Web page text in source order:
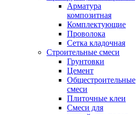
Арматура
композитная
Комплектующие
Проволока
Сетка кладочная
Строительные смеси
Грунтовки
Цемент
Общестроительные
смеси
Плиточные клеи
Смеси для